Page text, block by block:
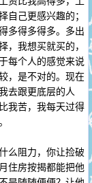
己更感兴趣的；
多得多得多。多出
我想买就买的，
每个人的感觉来说
，是不对的。现在
去跟更底层的人
我苦，我每天过得
么阻力，你让捡破
住房按揭都能把他